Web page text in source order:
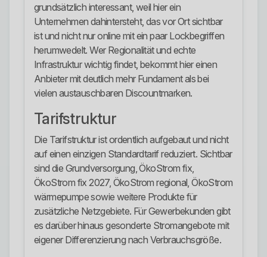
grundsätzlich interessant, weil hier ein
Unternehmen dahintersteht, das vor Ort sichtbar
ist und nicht nur online mit ein paar Lockbegriffen
herumwedelt. Wer Regionalität und echte
Infrastruktur wichtig findet, bekommt hier einen
Anbieter mit deutlich mehr Fundament als bei
vielen austauschbaren Discountmarken.
Tarifstruktur
Die Tarifstruktur ist ordentlich aufgebaut und nicht
auf einen einzigen Standardtarif reduziert. Sichtbar
sind die Grundversorgung, ÖkoStrom fix,
ÖkoStrom fix 2027, ÖkoStrom regional, ÖkoStrom
wärmepumpe sowie weitere Produkte für
zusätzliche Netzgebiete. Für Gewerbekunden gibt
es darüber hinaus gesonderte Stromangebote mit
eigener Differenzierung nach Verbrauchsgröße.